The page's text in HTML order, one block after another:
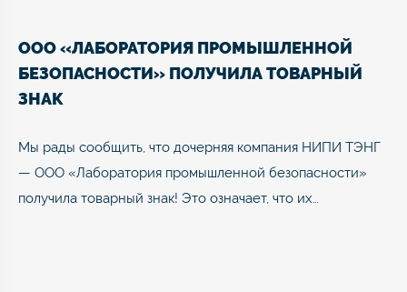
ООО «ЛАБОРАТОРИЯ ПРОМЫШЛЕННОЙ
БЕЗОПАСНОСТИ» ПОЛУЧИЛА ТОВАРНЫЙ
ЗНАК
Мы рады сообщить, что дочерняя компания НИПИ ТЭНГ
— ООО «Лаборатория промышленной безопасности»
получила товарный знак! Это означает, что их…